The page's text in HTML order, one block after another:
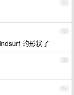
14
15
的形状了
16
17